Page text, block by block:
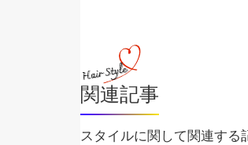
関連記事
スタイルに関して関連する